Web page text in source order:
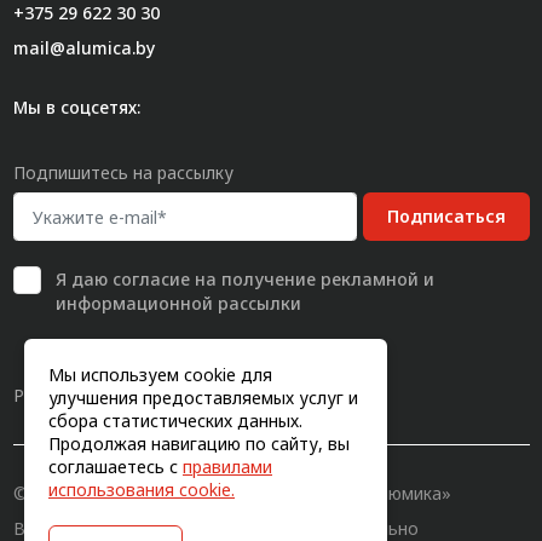
Мы используем cookie для
улучшения предоставляемых услуг и
сбора статистических данных.
Продолжая навигацию по сайту, вы
соглашаетесь с правилами
использования cookie.
+375 29 622 30 30
mail@alumica.by
Мы в соцсетях:
Подпишитесь на рассылку
Подписаться
Я даю согласиена получение рекламной и
информационной рассылки
Разработка сайта
© 2011-2026, Конструкционный профиль «Алюмика»
Вся информация на сайте имеет исключительно